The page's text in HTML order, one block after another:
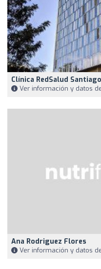
Clínica RedSalud
Ver información y datos
Ana Rodriguez Flores
Ver información y datos